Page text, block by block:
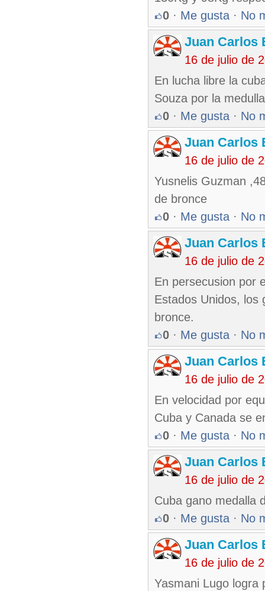
0 · Me gusta · No
Juan Carlos
16 de julio de
En lucha libre la
Souza por la
0 · Me gusta · No
Juan Carlos
16 de julio de
Yusnelis Guzman
de bronce
0 · Me gusta · No
Juan Carlos
16 de julio de
En persecusion por
Estados Unidos, los
bronce.
0 · Me gusta · No
Juan Carlos
16 de julio de
En velocidad por
Cuba y Canada se
0 · Me gusta · No
Juan Carlos
16 de julio de
Cuba gano medalla
0 · Me gusta · No
Juan Carlos
16 de julio de
Yasmani Lugo logra